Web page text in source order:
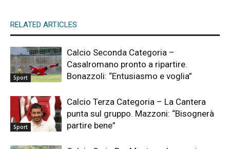
RELATED ARTICLES
Sport
Calcio Seconda Categoria –
Casalromano pronto a ripartire.
Bonazzoli: “Entusiasmo e voglia”
Sport
Calcio Terza Categoria – La Cantera
punta sul gruppo. Mazzoni: “Bisognerà
partire bene”